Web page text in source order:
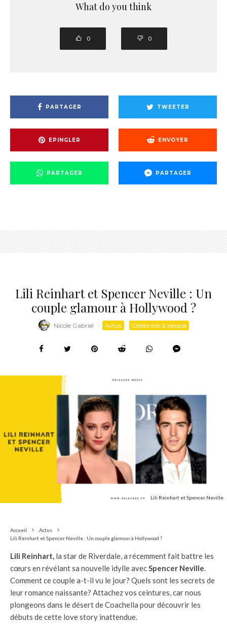
What do you think
0 0
PARTAGER TWEETER
EPINGLER ENVOYER
PARTAGER PARTAGER
Lili Reinhart et Spencer Neville : Un
couple glamour à Hollywood ?
Nicole Gabriel · Actus Célébrités & people
Lili Reinhart et Spencer Neville
Accueil
Actus
Lili Reinhart et Spencer Neville : Un couple glamour à Hollywood ?
Lili Reinhart, la star de Riverdale, a récemment fait battre les
cœurs en révélant sa nouvelle idylle avecSpencer Neville.
Comment ce couple a-t-il vu le jour? Quels sont les secrets de
leur romance naissante? Attachez vos ceintures, car nous
plongeons dans le désert de Coachella pour découvrir les
débuts de cette love story inattendue.